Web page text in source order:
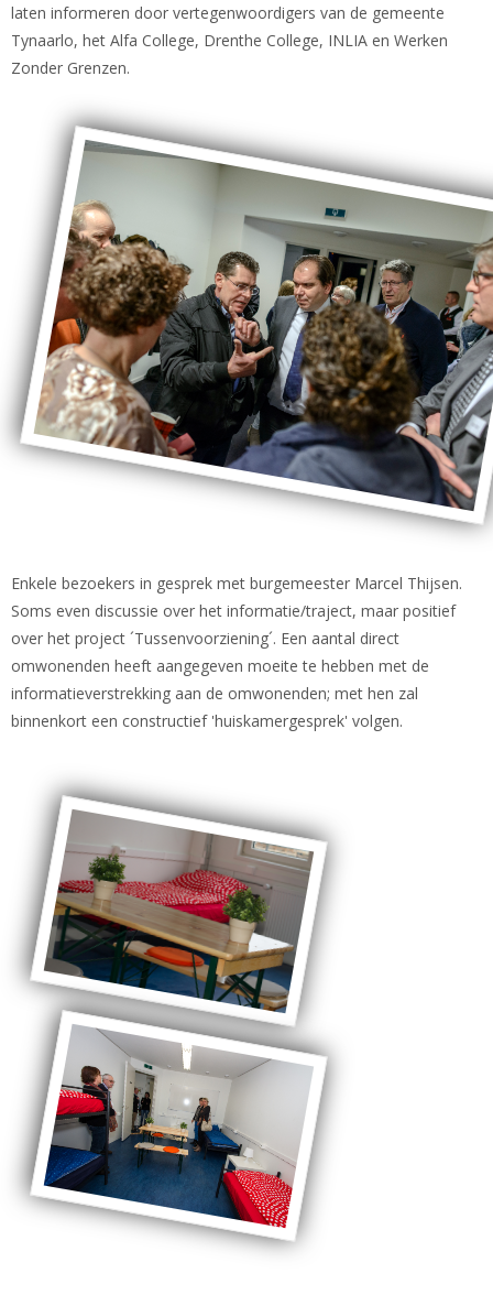
laten informeren door vertegenwoordigers van de gemeente
Tynaarlo, het Alfa College, Drenthe College, INLIA en Werken
Zonder Grenzen.
Enkele bezoekers in gesprek met burgemeester Marcel Thijsen.
Soms even discussie over het informatie/traject, maar positief
over het project ´Tussenvoorziening´. Een aantal direct
omwonenden heeft aangegeven moeite te hebben met de
informatieverstrekking aan de omwonenden; met hen zal
binnenkort een constructief 'huiskamergesprek' volgen.